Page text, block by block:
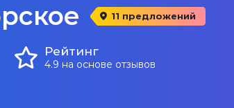
11 предложений
Рейтинг
4.9 на основе отзывов